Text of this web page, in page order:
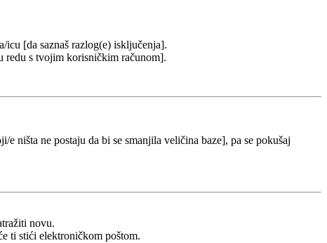
[da saznaš razlog(e) isključenja].
redu s tvojim korisničkim računom].
ništa ne postaju da bi se smanjila veličina baze], pa se pokušaj
novu.
ti stići elektroničkom poštom.